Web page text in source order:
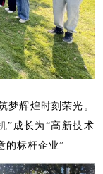
梦辉煌时刻荣光。
”成长为“高新技术
的标杆企业”